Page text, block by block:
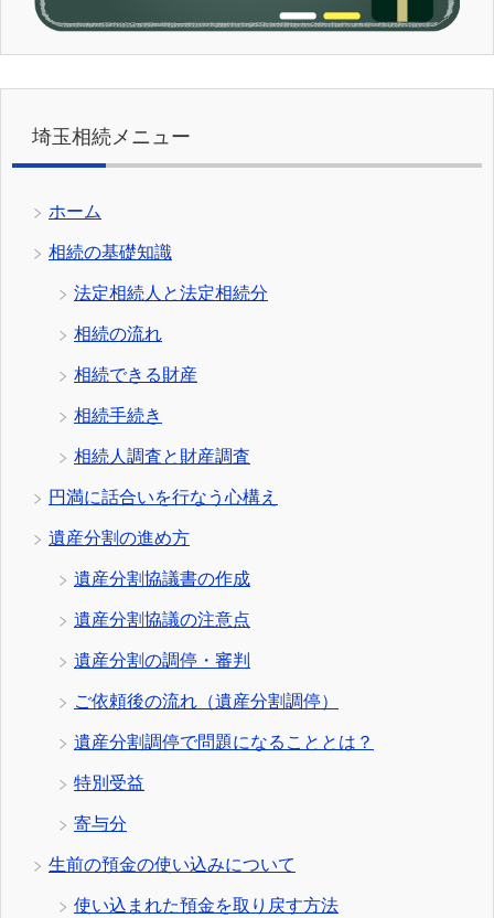
埼玉相続メニュー
ホーム
相続の基礎知識
法定相続人と法定相続分
相続の流れ
相続できる財産
相続手続き
相続人調査と財産調査
円満に話合いを行なう心構え
遺産分割の進め方
遺産分割協議書の作成
遺産分割協議の注意点
遺産分割の調停・審判
ご依頼後の流れ（遺産分割調停）
遺産分割調停で問題になることとは？
特別受益
寄与分
生前の預金の使い込みについて
使い込まれた預金を取り戻す方法